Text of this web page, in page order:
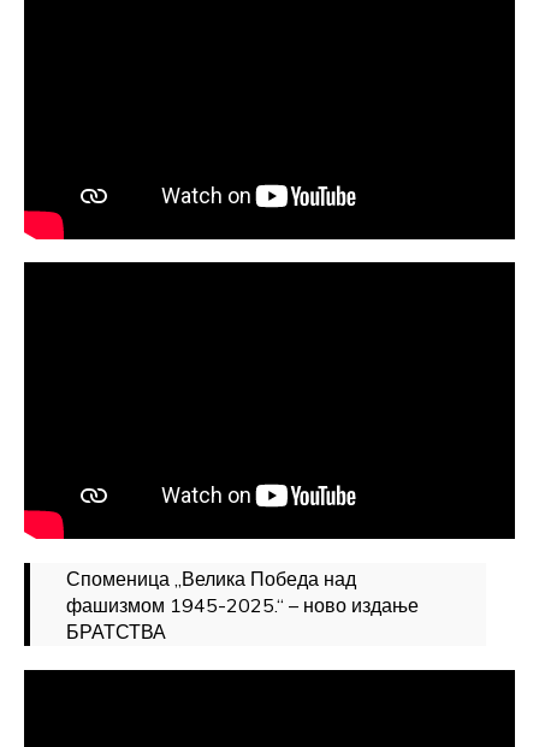
Споменица „Велика Победа над
фашизмом 1945-2025.“ – ново издање
БРАТСТВА